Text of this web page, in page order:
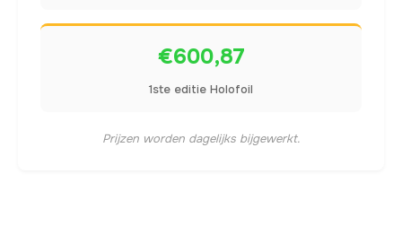
€600,87
1ste editie Holofoil
Prijzen worden dagelijks bijgewerkt.